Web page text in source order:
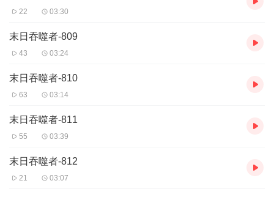
22 03:30
末日吞噬者-809
43 03:24
末日吞噬者-810
63 03:14
末日吞噬者-811
55 03:39
末日吞噬者-812
21 03:07